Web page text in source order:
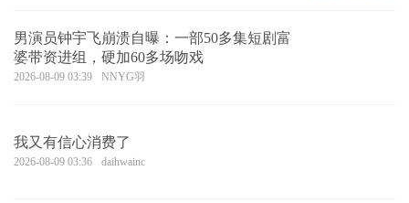
男演员钟宇飞崩溃自曝：一部50多集短剧富
婆带资进组，硬加60多场吻戏
2026-08-09 03:39 NNYG羽
我又有信心消费了
2026-08-09 03:36 daihwainc